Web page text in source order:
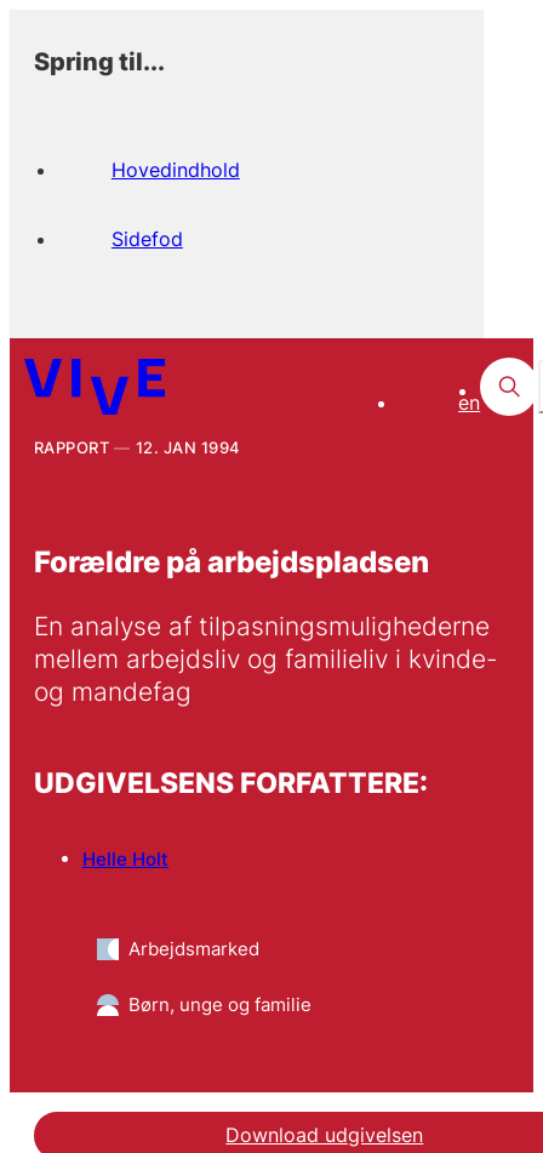
Spring til...
Hovedindhold
Sidefod
en
RAPPORT 12. JAN 1994
Forældre på arbejdspladsen
En analyse af tilpasningsmulighederne
mellem arbejdsliv og familieliv i kvinde-
og mandefag
UDGIVELSENS FORFATTERE:
Helle Holt
Arbejdsmarked
Børn, unge og familie
Download udgivelsen